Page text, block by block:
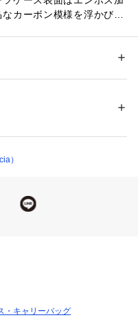
カーボン模様を浮かび上
の素早い出し入れが可能
）
・キャリーバッグ